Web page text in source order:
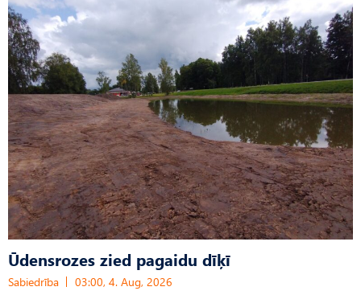
Ūdensrozes zied pagaidu dīķī
Sabiedrība 03:00, 4. Aug, 2026